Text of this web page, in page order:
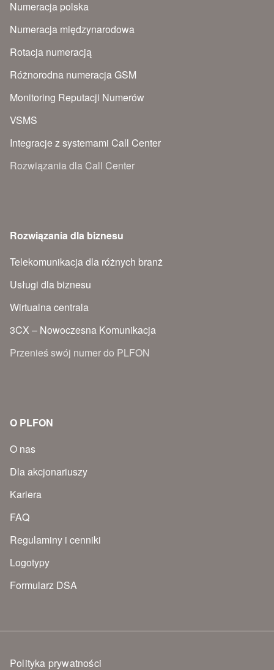
Numeracja polska
Numeracja międzynarodowa
Rotacja numeracją
Różnorodna numeracja GSM
Monitoring Reputacji Numerów
VSMS
Integracje z systemami Call Center
Rozwiązania dla Call Center
Rozwiązania dla biznesu
Telekomunikacja dla różnych branż
Usługi dla biznesu
Wirtualna centrala
3CX – Nowoczesna Komunikacja
Przenieś swój numer do PLFON
O PLFON
O nas
Dla akcjonariuszy
Kariera
FAQ
Regulaminy i cenniki
Logotypy
Formularz DSA
Polityka prywatności